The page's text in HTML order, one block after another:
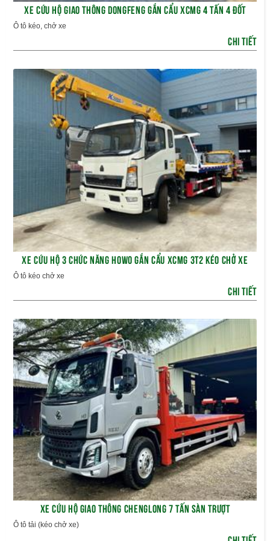
XE CỨU HỘ GIAO THÔNG DONGFENG GẮN CẨU XCMG 4 TẤN 4 ĐỐT
Ô tô kéo, chở xe
CHI TIẾT
XE CỨU HỘ 3 CHỨC NĂNG HOWO GẮN CẨU XCMG 3T2 KÉO CHỞ XE
Ô tô kéo chở xe
CHI TIẾT
XE CỨU HỘ GIAO THÔNG CHENGLONG 7 TẤN SÀN TRƯỢT
Ô tô tải (kéo chở xe)